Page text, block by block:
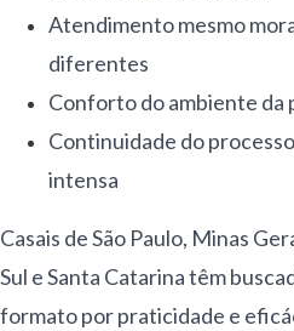
Atendimento mesmo
diferentes
Conforto do ambiente da
Continuidade do
intensa
Casais de São Paulo, Minas
Sul e Santa Catarina têm
formato por praticidade e